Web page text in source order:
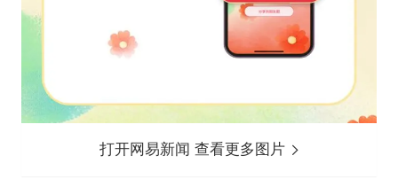
打开网易新闻 查看更多图片